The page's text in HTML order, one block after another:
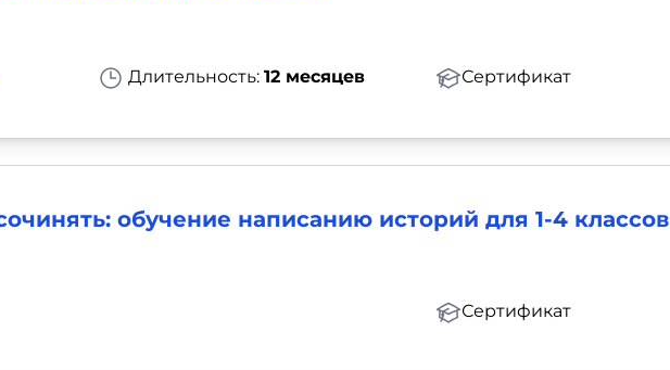
Длительность: 12 месяцев Сертификат
обучение написанию историй для 1-4 классов
Сертификат